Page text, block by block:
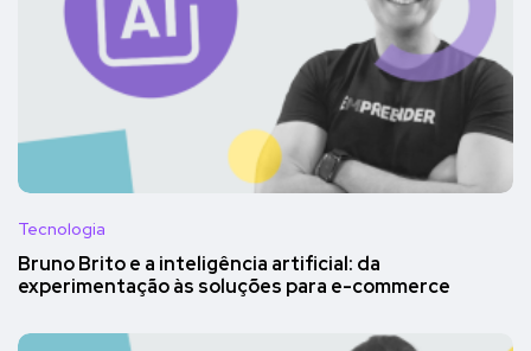
Tecnologia
Bruno Brito e a inteligência artificial: da
experimentação às soluções para e-commerce